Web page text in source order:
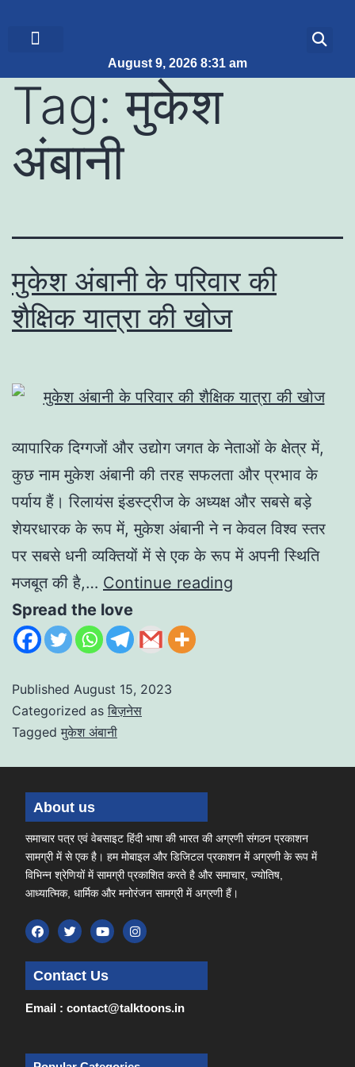
August 9, 2026 8:31 am
Tag:मुकेश
अंबानी
मुकेश अंबानी के परिवार की
शैक्षिक यात्रा की खोज
व्यापारिक दिग्गजों और उद्योग जगत के नेताओं के क्षेत्र में,
कुछ नाम मुकेश अंबानी की तरह सफलता और प्रभाव के
पर्याय हैं। रिलायंस इंडस्ट्रीज के अध्यक्ष और सबसे बड़े
शेयरधारक के रूप में, मुकेश अंबानी ने न केवल विश्व स्तर
पर सबसे धनी व्यक्तियों में से एक के रूप में अपनी स्थिति
मजबूत की है,… Continue reading
Spread the love
Published August 15, 2023
Categorized as बिज़नेस
Tagged मुकेश अंबानी
About us
समाचार पत्र एवं वेबसाइट हिंदी भाषा की भारत की अग्रणी संगठन प्रकाशन
सामग्री में से एक है। हम मोबाइल और डिजिटल प्रकाशन में अग्रणी के रूप में
विभिन्न श्रेणियों में सामग्री प्रकाशित करते है और समाचार, ज्योतिष,
आध्यात्मिक, धार्मिक और मनोरंजन सामग्री में अग्रणी हैं।
Contact Us
Email : contact@talktoons.in